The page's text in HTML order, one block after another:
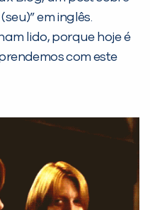
em inglês.
lido, porque hoje é
com este
DE MÉTODO
unidade
ou bairro que